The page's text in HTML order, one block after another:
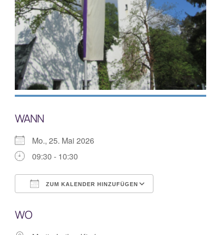
Mitarbeiterplan
Kontakt
Alphakurs
WANN
Mo., 25. Mai 2026
09:30 - 10:30
ZUM KALENDER HINZUFÜGEN
WO